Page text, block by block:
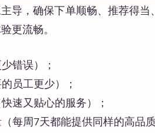
导，确保下单顺畅、推荐得
更流畅。
错误）；
员工更少）；
速又贴心的服务）；
每周7天都能提供同样的高品